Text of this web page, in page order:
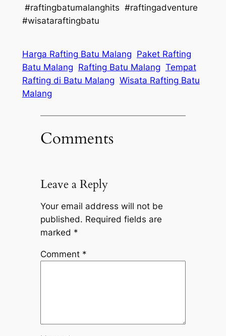
#raftingbatumalanghits #raftingadventure
#wisataraftingbatu
Harga Rafting Batu Malang Paket Rafting
Batu Malang Rafting Batu Malang Tempat
Rafting di Batu Malang Wisata Rafting Batu
Malang
Comments
Leave a Reply
Your email address will not be
published. Required fields are
marked *
Comment *